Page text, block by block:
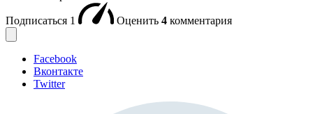
Подписаться 1 Оценить 4 комментария
Facebook
Вконтакте
Twitter